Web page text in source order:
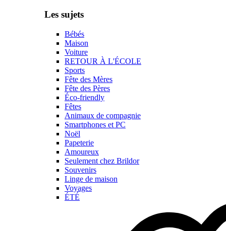
Les sujets
Bébés
Maison
Voiture
RETOUR À L'ÉCOLE
Sports
Fête des Mères
Fête des Pères
Éco-friendly
Fêtes
Animaux de compagnie
Smartphones et PC
Noël
Papeterie
Amoureux
Seulement chez Brildor
Souvenirs
Linge de maison
Voyages
ÉTÉ